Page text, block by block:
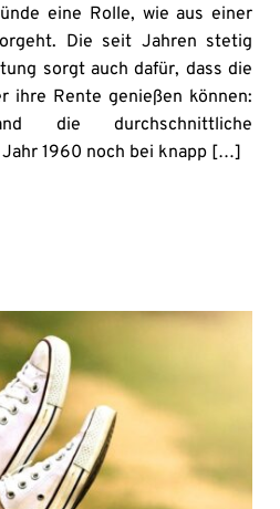
eine Rolle, wie aus einer
Die seit Jahren stetig
sorgt auch dafür, dass die
ihre Rente genießen können:
die durchschnittliche
1960 noch bei knapp […]